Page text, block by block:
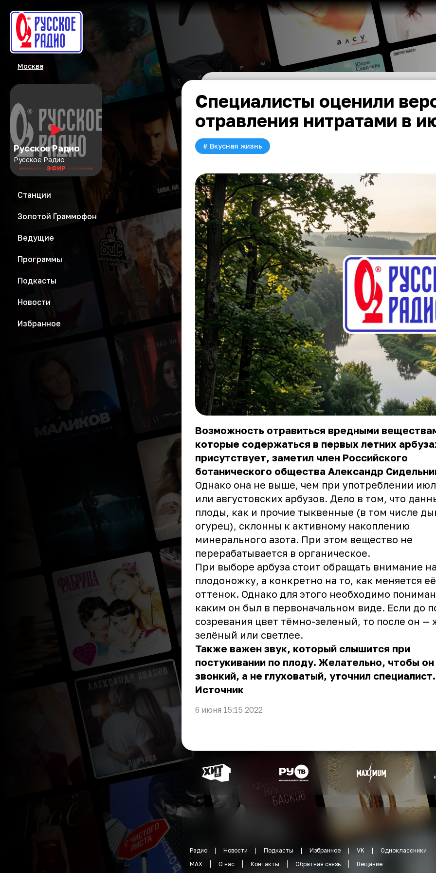
Москва
Русское Радио
Русское Радио
ЭФИР
Станции
Золотой Граммофон
Ведущие
Программы
Подкасты
Новости
Избранное
Специалисты оценили
отравления нитратами в
# Вкусная жизнь
Возможность отравиться вредными
которые содержаться в первых летних
присутствует, заметил член Российского
ботанического общества Александр
Однако она не выше, чем при употреблении
или августовских арбузов. Дело в том, что
плоды, как и прочие тыквенные (в том числе
огурец), склонны к активному накоплению
минерального азота. При этом вещество не
перерабатывается в органическое.
При выборе арбуза стоит обращать внимание
плодоножку, а конкретно на то, как меняется её
оттенок. Однако для этого необходимо
каким он был в первоначальном виде. Если до
созревания цвет тёмно-зеленый, то после он —
зелёный или светлее.
Также важен звук, который слышится при
постукивании по плоду. Желательно, чтобы
звонкий, а не глуховатый, уточнил специалист.
Источник
6 июня 15:15 2022
Радио Новости Подкасты Избранное VK
Одноклассники
MAX
О нас Контакты Обратная связь Вещание